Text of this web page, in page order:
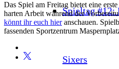
Spieltag #12:
Sixers
Das Spiel am Freitag bietet eine
harten Arbeit während der
könnt ihr euch hieranschauen.
fassenden Sportzentrum